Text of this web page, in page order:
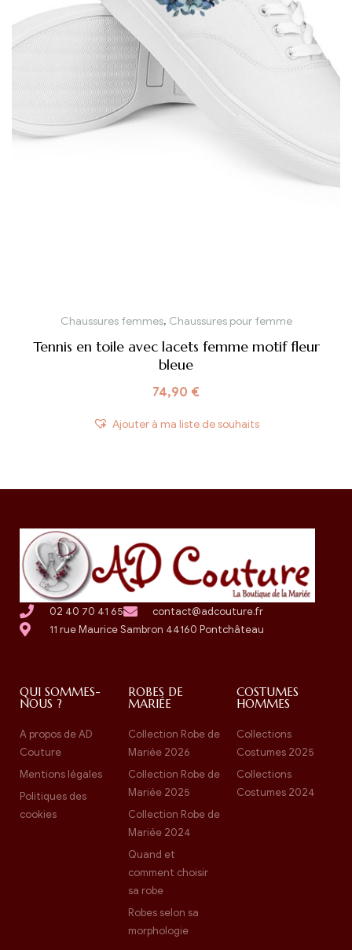
Chaussures femmes, Chaussures pour femme
Tennis en toile avec lacets femme motif fleur
bleue
74,90 €
Ajouter à ma liste de souhaits
02 40 70 41 65
contact@adcouture.fr
11 rue Maurice Sambron 44160 Pontchâteau
QUI SOMMES-
NOUS ?
A propos de AD
Couture
Mentions légales
Politiques des
cookies
ROBES DE
MARIÉE
Collection Robe de
Mariée 2026
Collection Robe de
Mariée 2025
Collection Robe de
Mariée 2024
Quand et
comment choisir
sa robe
Robes selon sa
morphologie
COSTUMES
HOMMES
Collections
Costumes 2025
Collections
Costumes 2024